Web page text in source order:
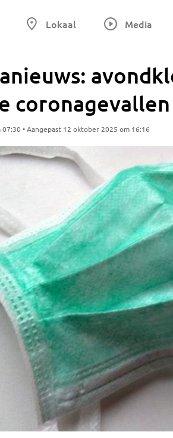
Lokaal Media
• Aangepast 12 oktober 2025 om 16:16